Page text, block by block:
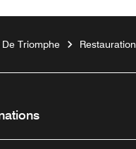
Triomphe Restauration